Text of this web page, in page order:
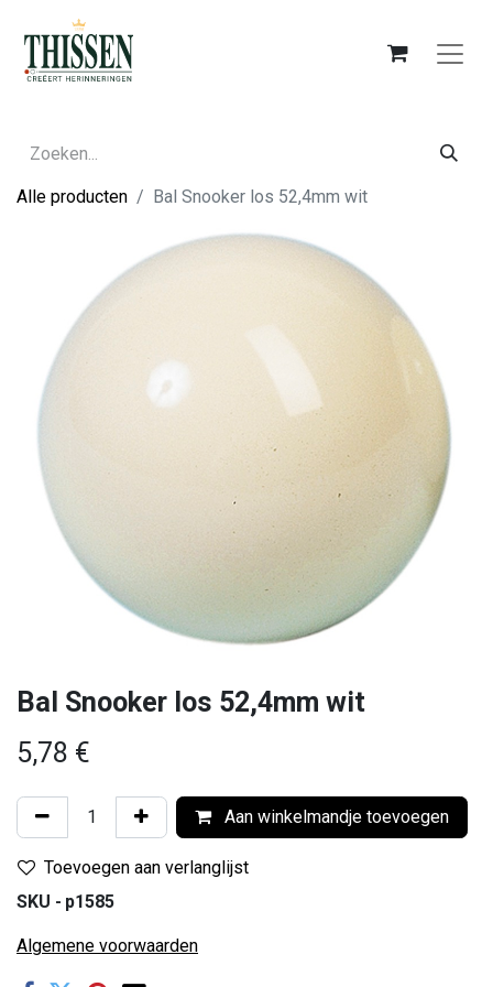
Alle producten Bal Snooker los 52,4mm wit
Bal Snooker los 52,4mm wit
5,78 €
Aan winkelmandje toevoegen
Toevoegen aan verlanglijst
SKU - p1585
Algemene voorwaarden